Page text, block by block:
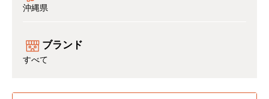
沖縄県
ブランド
すべて